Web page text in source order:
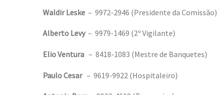
Waldir Leske – 9972-2946 (Presidente da Comissão)
Alberto Levy– 9979-1469 (2º Vigilante)
ElioVentura – 8418-1083 (Mestre de Banquetes)
Paulo Cesar – 9619-9922 (Hospitaleiro)